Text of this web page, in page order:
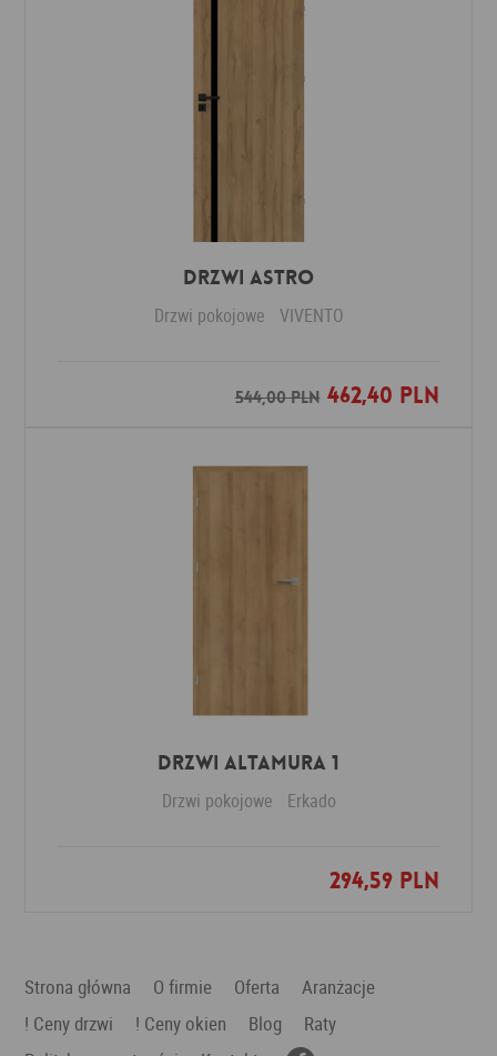
Drzwi ASTRO
Drzwi pokojowe VIVENTO
544,00 PLN462,40 PLN
Dodaj do ulubionych
Drzwi Altamura 1
Drzwi pokojowe Erkado
294,59 PLN
Dodaj do ulubionych
Strona główna O firmie Oferta
Aranżacje
! Ceny drzwi
! Ceny okien Blog
Raty